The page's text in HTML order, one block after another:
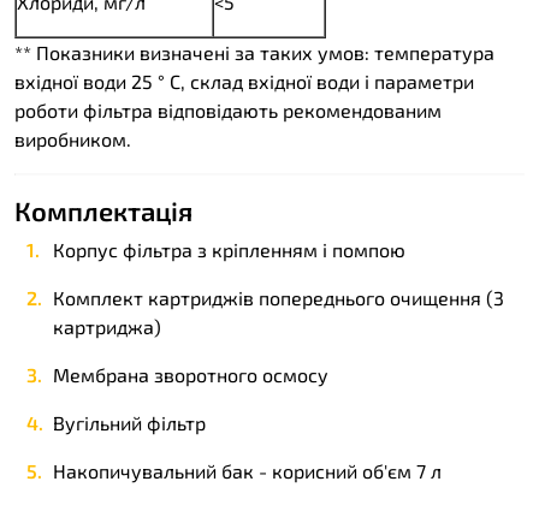
** Показники визначені за таких умов: температура
вхідної води 25 ° С, склад вхідної води і параметри
роботи фільтра відповідають рекомендованим
виробником.
Комплектація
Корпус фільтра з кріпленням і помпою
Комплект картриджів попереднього очищення (3
картриджа)
Мембрана зворотного осмосу
Вугільний фільтр
Накопичувальний бак - корисний об'єм 7 л